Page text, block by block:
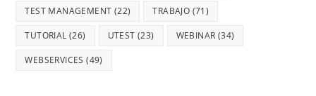
TEST MANAGEMENT (22) TRABAJO (71)
TUTORIAL (26) UTEST (23) WEBINAR (34)
WEBSERVICES (49)